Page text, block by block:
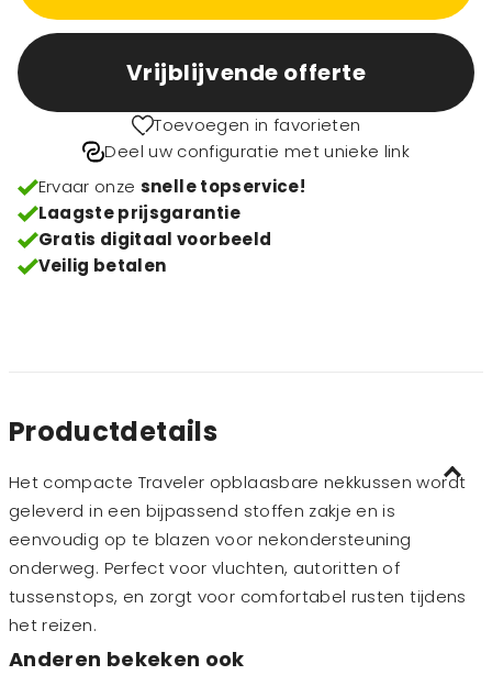
Vrijblijvende offerte
Toevoegen in favorieten
Deel uw configuratie met unieke link
Ervaar onze snelle topservice!
Laagste prijsgarantie
Gratis digitaal voorbeeld
Veilig betalen
Productdetails
Het compacte Traveler opblaasbare nekkussen wordt
geleverd in een bijpassend stoffen zakje en is
eenvoudig op te blazen voor nekondersteuning
onderweg. Perfect voor vluchten, autoritten of
tussenstops, en zorgt voor comfortabel rusten tijdens
het reizen.
Anderen bekeken ook